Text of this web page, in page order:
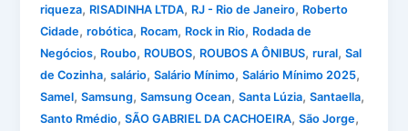
riqueza, RISADINHA LTDA, RJ - Rio de Janeiro, Roberto
Cidade,robótica, Rocam, Rock in Rio, Rodada de
Negócios, Roubo, ROUBOS, ROUBOS A ÔNIBUS,rural,Sal
de Cozinha,salário,Salário Mínimo,Salário Mínimo 2025,
Samel,Samsung,Samsung Ocean,Santa Lúzia,Santaella,
Santo Rmédio,SÃO GABRIEL DA CACHOEIRA,São Jorge,